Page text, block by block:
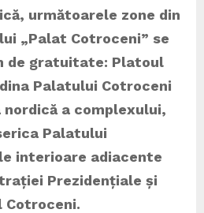
următoarele zone din
„Palat Cotroceni” se
de gratuitate: Platoul
Palatului Cotroceni
a complexului,
Palatului
interioare adiacente
Prezidențiale și
Cotroceni.